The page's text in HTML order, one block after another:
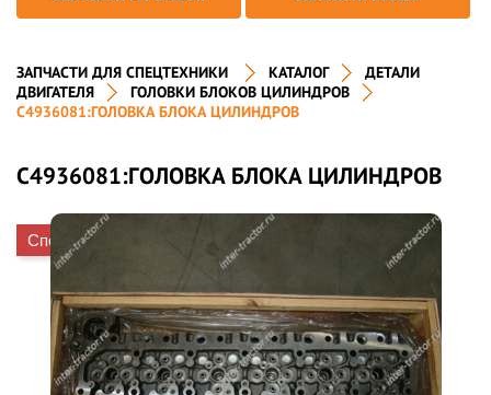
ЗАПЧАСТИ ДЛЯ СПЕЦТЕХНИКИ КАТАЛОГ
ДЕТАЛИ
ДВИГАТЕЛЯ
ГОЛОВКИ БЛОКОВ ЦИЛИНДРОВ
C4936081:ГОЛОВКА БЛОКА ЦИЛИНДРОВ
C4936081:ГОЛОВКА БЛОКА ЦИЛИНДРОВ
Спецпредложение